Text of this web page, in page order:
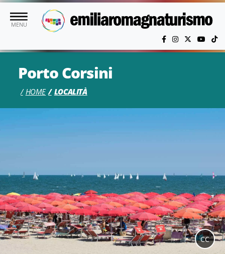
Vai al contenuto principale
MENU
Porto Corsini
HOME LOCALITÀ
CC